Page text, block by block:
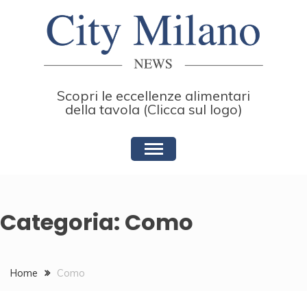
Scopri le eccellenze alimentari
della tavola (Clicca sul logo)
Categoria: Como
Home Como